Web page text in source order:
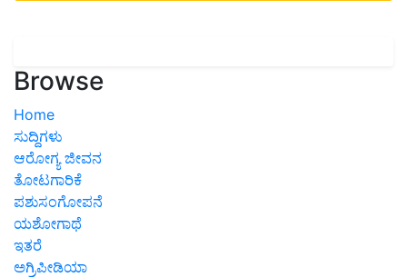
Browse
Home
ಸುದ್ದಿಗಳು
ಆರೋಗ್ಯ ಜೀವನ
ತೋಟಗಾರಿಕೆ
ಪಶುಸಂಗೋಪನೆ
ಯಶೋಗಾಥೆ
ಇತರೆ
ಅಗ್ರಿಪೀಡಿಯಾ